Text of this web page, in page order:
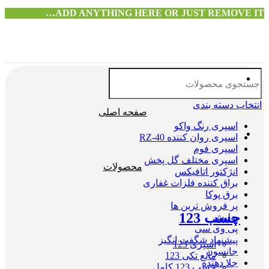
ADD ANYTHING HERE OR JUST REMOVE IT…
انتخاب دسته بندی
اسپری رنگ واکو
اسپری روان کننده RZ-40
اسپری فوم
اسپری مختلف گل پخش
انژکتور اتافیکس
براق کننده فلزات غفاری
برق پوکا
پر فروش ترین ها
پولیش
پی وی سی
پیشنهاد شگفت انگیز
جانسون
جلا دهنده
صفحه اصلی
محصولات
چسب 123
اسپری 123
مایع تکی 123
چسب 123 کامل